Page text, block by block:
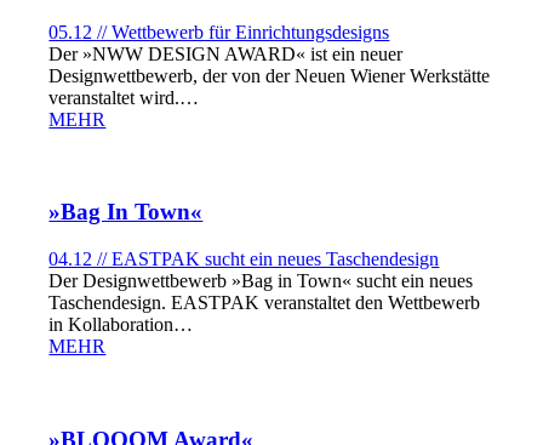
05.12 // Wettbewerb für Einrichtungsdesigns
Der »NWW DESIGN AWARD« ist ein neuer
Designwettbewerb, der von der Neuen Wiener Werkstätte
veranstaltet wird.…
MEHR
»Bag In Town«
04.12 // EASTPAK sucht ein neues Taschendesign
Der Designwettbewerb »Bag in Town« sucht ein neues
Taschendesign. EASTPAK veranstaltet den Wettbewerb
in Kollaboration…
MEHR
»BLOOOM Award«